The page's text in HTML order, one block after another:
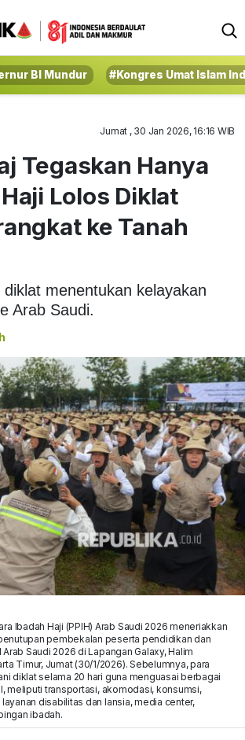
BI Mundur #Kongres Umat Islam
Jumat , 30 Jan 2026, 16:16 WIB
Tegaskan Hanya
Lolos Diklat
ke Tanah
diklat menentukan kelayakan
Arab Saudi.
Ibadah Haji (PPIH) Arab Saudi 2026 meneriakkan
pembekalan peserta pendidikan dan
Saudi 2026 di Lapangan Galaxy, Halim
Timur, Jumat (30/1/2026). Sebelumnya, para
diklat selama 20 hari guna menguasai berbagai
meliputi transportasi, akomodasi, konsumsi,
disabilitas dan lansia, media center,
ibadah.